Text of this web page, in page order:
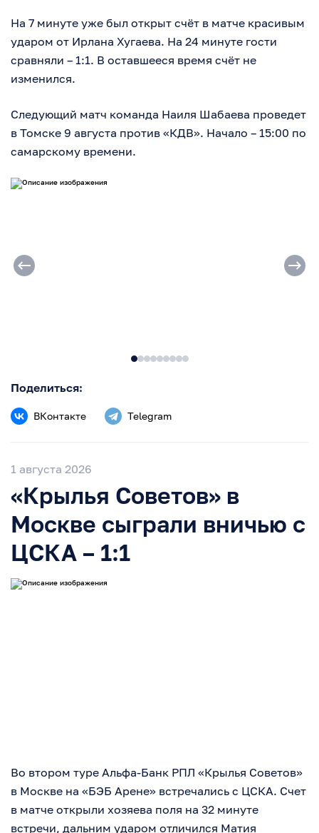
На 7 минуте уже был открыт счёт в матче красивым
ударом от Ирлана Хугаева. На 24 минуте гости
сравняли – 1:1. В оставшееся время счёт не
изменился.
Следующий матч команда Наиля Шабаева проведет
в Томске 9 августа против «КДВ». Начало – 15:00 по
самарскому времени.
Поделиться:
ВКонтакте Telegram
1 августа 2026
«Крылья Советов» в
Москве сыграли вничью с
ЦСКА – 1:1
Во втором туре Альфа-Банк РПЛ «Крылья Советов»
в Москве на «БЭБ Арене» встречались с ЦСКА. Счет
в матче открыли хозяева поля на 32 минуте
встречи, дальним ударом отличился Матия